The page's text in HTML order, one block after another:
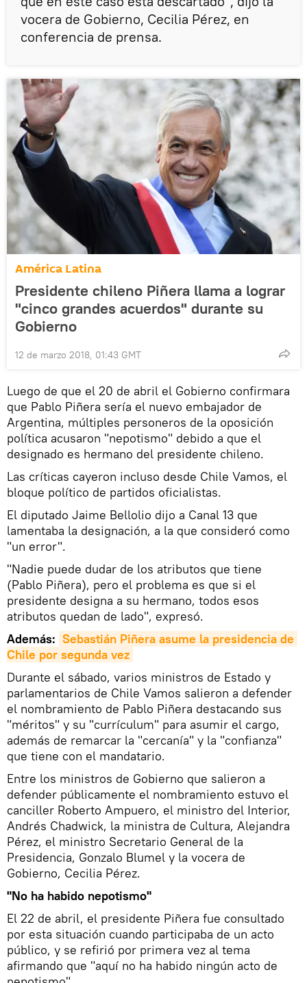
vocera de Gobierno, Cecilia Pérez, en
conferencia de prensa.
América Latina
Presidente chileno Piñera llama a lograr
"cinco grandes acuerdos" durante su
Gobierno
12 de marzo 2018, 01:43 GMT
Luego de que el 20 de abril el Gobierno confirmara
que Pablo Piñera sería el nuevo embajador de
Argentina, múltiples personeros de la oposición
política acusaron "nepotismo" debido a que el
designado es hermano del presidente chileno.
Las críticas cayeron incluso desde Chile Vamos, el
bloque político de partidos oficialistas.
El diputado Jaime Bellolio dijo a Canal 13 que
lamentaba la designación, a la que consideró como
"un error".
"Nadie puede dudar de los atributos que tiene
(Pablo Piñera), pero el problema es que si el
presidente designa a su hermano, todos esos
atributos quedan de lado", expresó.
Además: Sebastián Piñera asume la presidencia de
Chile por segunda vez
Durante el sábado, varios ministros de Estado y
parlamentarios de Chile Vamos salieron a defender
el nombramiento de Pablo Piñera destacando sus
"méritos" y su "currículum" para asumir el cargo,
además de remarcar la "cercanía" y la "confianza"
que tiene con el mandatario.
Entre los ministros de Gobierno que salieron a
defender públicamente el nombramiento estuvo el
canciller Roberto Ampuero, el ministro del Interior,
Andrés Chadwick, la ministra de Cultura, Alejandra
Pérez, el ministro Secretario General de la
Presidencia, Gonzalo Blumel y la vocera de
Gobierno, Cecilia Pérez.
"No ha habido nepotismo"
El 22 de abril, el presidente Piñera fue consultado
por esta situación cuando participaba de un acto
público, y se refirió por primera vez al tema
afirmando que "aquí no ha habido ningún acto de